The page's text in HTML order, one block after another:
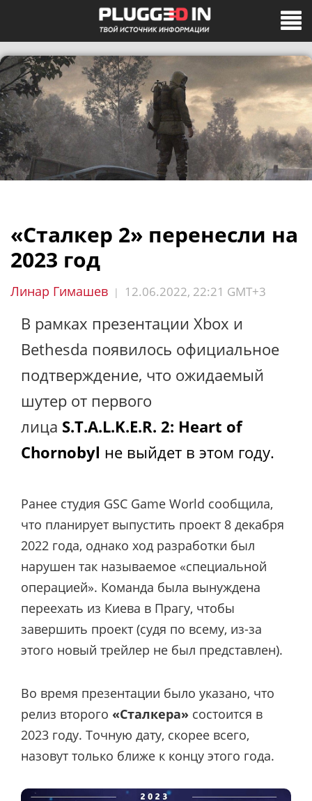
«Сталкер 2» перенесли на
2023 год
Линар Гимашев | 12.06.2022, 22:21 GMT+3
В рамках презентации Xbox и
Bethesda появилось официальное
подтверждение, что ожидаемый
шутер от первого
лица S.T.A.L.K.E.R. 2: Heart of
Chornobyl не выйдет в этом году.
Ранее студия GSC Game World сообщила,
что планирует выпустить проект 8 декабря
2022 года, однако ход разработки был
нарушен так называемое «специальной
операцией». Команда была вынуждена
переехать из Киева в Прагу, чтобы
завершить проект (судя по всему, из-за
этого новый трейлер не был представлен).
Во время презентации было указано, что
релиз второго «Сталкера» состоится в
2023 году. Точную дату, скорее всего,
назовут только ближе к концу этого года.